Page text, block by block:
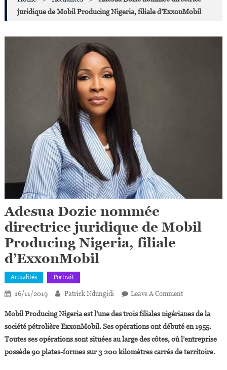
juridique de Mobil Producing Nigeria, filiale d’ExxonMobil
Adesua Dozie nommée
directrice juridique de Mobil
Producing Nigeria, filiale
d’ExxonMobil
Actualités Portrait
16/11/2019 Patrick Ndungidi Leave A CommentOn
Dozie
Nommée
Directrice
Juridique
Mobil Producing Nigeria est l’une des trois filiales nigérianes de la
société pétrolière ExxonMobil. Ses opérations ont débuté en 1955.
Toutes ses opérations sont situées au large des côtes, où l’entreprise
possède 90 plates-formes sur 3 200 kilomètres carrés de territoire.